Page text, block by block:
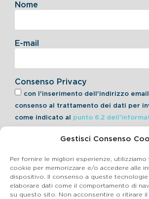
Gestisci Consenso
Per fornire le migliori esperienze,
cookie per memorizzare e/o accedere alle
dispositivo. Il consenso a queste
elaborare dati come il comportamento di
su questo sito. Non acconsentire o ritirare
Consenso Privacy
con l'inserimento dell'indirizzo
consenso al trattamento dei dati per
come indicato al punto 6.2
Nome
E-mail
Iscriviti alla
Cookie Policy